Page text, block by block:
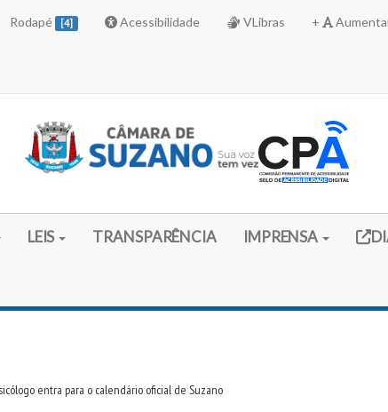
Rodapé [4] Acessibilidade VLibras +
LEIS TRANSPARÊNCIA IMPRENSA Link
entra para o calendário oficial de Suzano